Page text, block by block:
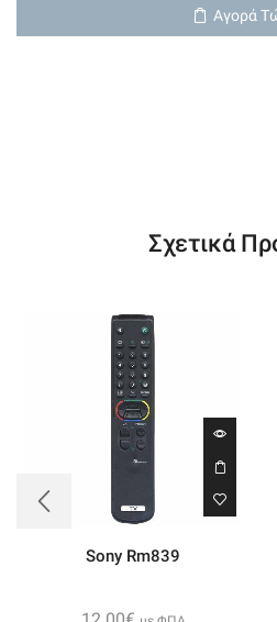
Tv
)
Αγορά
Σχετικά
Sony Rm839